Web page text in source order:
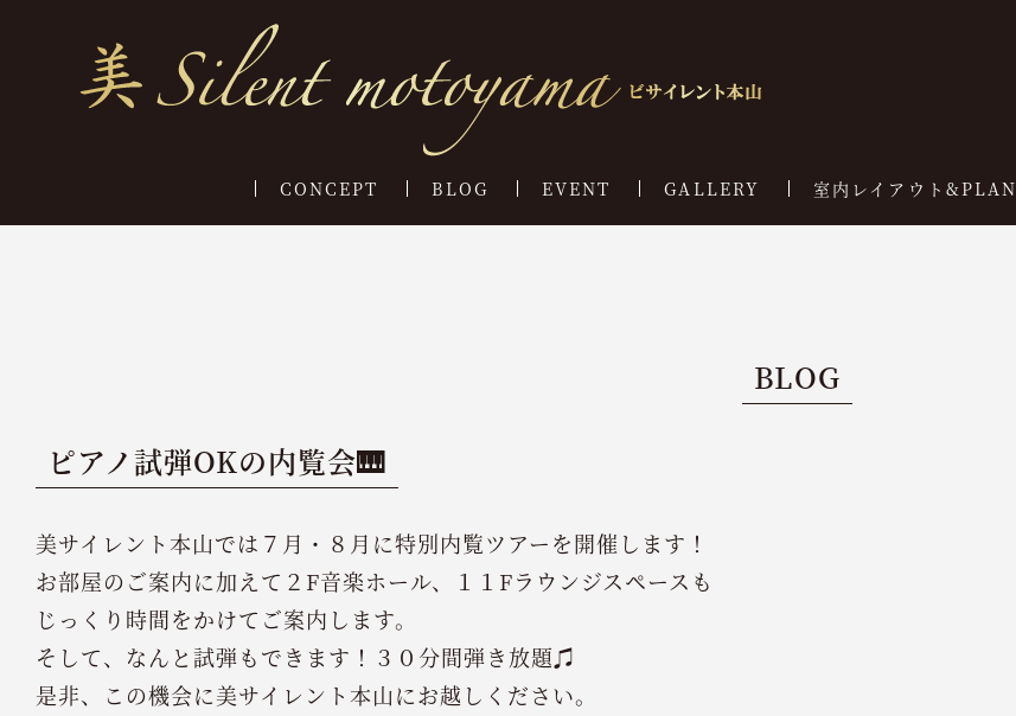
CONCEPT BLOG EVENT GALLERY 室内レイアウト&PLAN
BLOG
ピアノ試弾OKの内覧会🎹
美サイレント本山では７月・８月に特別内覧ツアーを開催します！
お部屋のご案内に加えて２F音楽ホール、１１Fラウンジスペースも
じっくり時間をかけてご案内します。
そして、なんと試弾もできます！３０分間弾き放題♫
是非、この機会に美サイレント本山にお越しください。